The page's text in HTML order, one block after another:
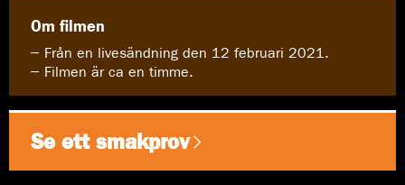
Om filmen
Från en livesändning den 12 februari 2021.
Filmen är ca en timme.
Se ett smakprov